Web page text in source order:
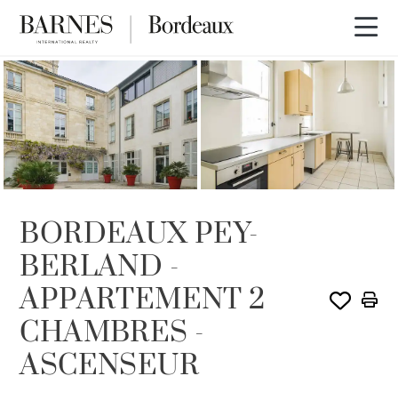
VENDU PAR BARNES
BORDEAUX PEY-
BERLAND -
APPARTEMENT 2
CHAMBRES -
ASCENSEUR